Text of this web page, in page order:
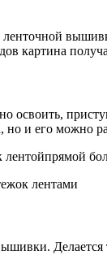
картина
и его можно
лентойпрямой
лентами
Делается